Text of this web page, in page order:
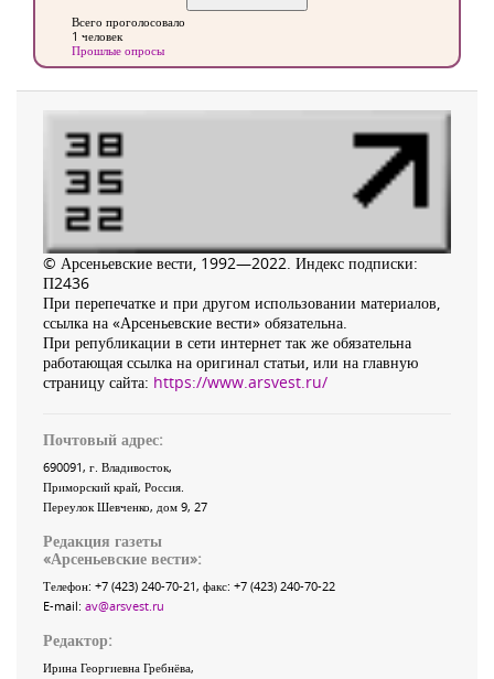
Всего проголосовало
1 человек
Прошлые опросы
© Арсеньевские вести, 1992—2022. Индекс подписки:
П2436
При перепечатке и при другом использовании материалов,
ссылка на «Арсеньевские вести» обязательна.
При републикации в сети интернет так же обязательна
работающая ссылка на оригинал статьи, или на главную
страницу сайта: https://www.arsvest.ru/
Почтовый адрес:
690091, г. Владивосток,
Приморский край, Россия.
Переулок Шевченко, дом 9, 27
Редакция газеты
«Арсеньевские вести»:
Телефон: +7 (423) 240-70-21, факс: +7 (423) 240-70-22
E-mail: av@arsvest.ru
Редактор:
Ирина Георгиевна Гребнёва,